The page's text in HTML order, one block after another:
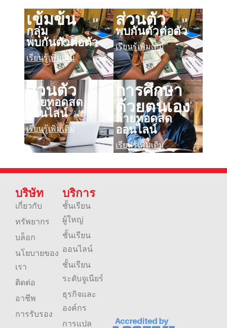
เข้มข้น
กลุ่ม
พบกันตัวต่อตัว
เรียนรู้เพิ่มเติม
ส่วนตัว
พบกันตัวต่อตัว
เรียนรู้เพิ่มเติม
ส่วนตัว
ถ่ายทอดสด
ออนไลน์
เรียนรู้เพิ่มเติม
การศึกษา
ด้วยตนเอง
ถ่ายทอดสด
ออนไลน์
เรียนรู้เพิ่มเติม
บริษัท
เกี่ยวกับ
ทรัพยากร
บล็อก
นโยบายของ
เรา
ติดต่อ
อาชีพ
การรับรอง
บริการ
ชั้นเรียน
ผู้ใหญ่
ชั้นเรียน
ออนไลน์
ชั้นเรียน
ระดับจูเนียร์
ธุรกิจและ
องค์กร
การแปล